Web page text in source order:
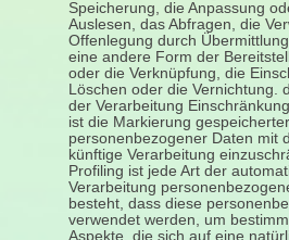
Speicherung, die Anpassung
Auslesen, das Abfragen, die
Offenlegung durch
eine andere Form der
oder die Verknüpfung, die
Löschen oder die Vernichtung.
der Verarbeitung
ist die Markierung gespeicherter
personenbezogener Daten mit
künftige Verarbeitung
Profiling ist jede Art der
Verarbeitung
besteht, dass diese
verwendet werden, um
Aspekte, die sich auf eine